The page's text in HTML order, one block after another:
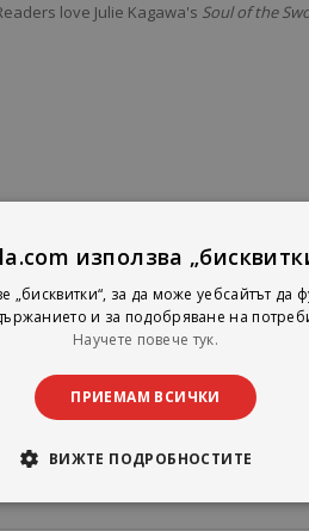
Readers love Julie Kagawa's Soul of the
използва
„бисквитки“, за да може уебсайтът да
и за подобряване на
Научете повече тук.
ПРИЕМАМ ВСИЧКИ
ВИЖТЕ ПОДРОБНОСТИТЕ